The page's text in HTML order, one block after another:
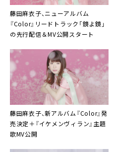
藤田麻衣子、ニューアルバム
『Color』リードトラック「鏡よ鏡」
の先行配信＆MV公開スタート
藤田麻衣子、新アルバム『Color』発
売決定＋『イケメンヴィラン』主題
歌MV公開